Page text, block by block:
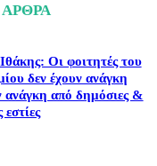
Οι φοιτητές του
δεν έχουν ανάγκη
από δημόσιες &